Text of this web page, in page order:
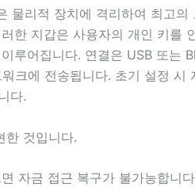
물리적 장치에 격리하여 최고
한 지갑은 사용자의 개인 키를
루어집니다. 연결은 USB 또는
크에 전송됩니다. 초기 설정
다.
한 것입니다.
자금 접근 복구가 불가능합니